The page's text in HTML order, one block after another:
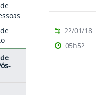
22/01/18
05h52